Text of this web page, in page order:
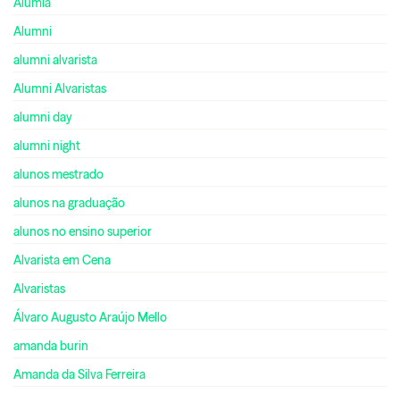
Alumni
alumni alvarista
Alumni Alvaristas
alumni day
alumni night
alunos mestrado
alunos na graduação
alunos no ensino superior
Alvarista em Cena
Alvaristas
Álvaro Augusto Araújo Mello
amanda burin
Amanda da Silva Ferreira